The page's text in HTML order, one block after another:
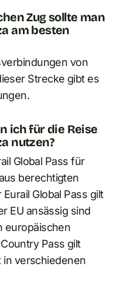
Zug sollte man
am besten
von
Strecke gibt es
ich für die Reise
nutzen?
Global Pass für
berechtigten
Global Pass gilt
EU ansässig sind
europäischen
Pass gilt
in verschiedenen